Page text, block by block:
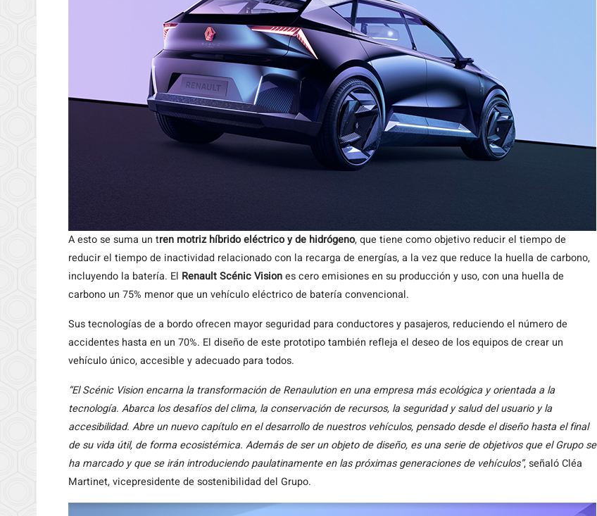
A esto se suma un tren motriz híbrido eléctrico y de hidrógeno, que tiene como objetivo reducir el tiempo de
reducir el tiempo de inactividad relacionado con la recarga de energías, a la vez que reduce la huella de carbono,
incluyendo la batería. El Renault Scénic Visiones cero emisiones en su producción y uso, con una huella de
carbono un 75% menor que un vehículo eléctrico de batería convencional.
Sus tecnologías de a bordo ofrecen mayor seguridad para conductores y pasajeros, reduciendo el número de
accidentes hasta en un 70%. El diseño de este prototipo también refleja el deseo de los equipos de crear un
vehículo único, accesible y adecuado para todos.
“El Scénic Vision encarna la transformación de Renaulution en una empresa más ecológica y orientada a la
tecnología. Abarca los desafíos del clima, la conservación de recursos, la seguridad y salud del usuario y la
accesibilidad. Abre un nuevo capítulo en el desarrollo de nuestros vehículos, pensado desde el diseño hasta el final
de su vida útil, de forma ecosistémica. Además de ser un objeto de diseño, es una serie de objetivos que el Grupo se
ha marcado y que se irán introduciendo paulatinamente en las próximas generaciones de vehículos”, señaló Cléa
Martinet, vicepresidente de sostenibilidad del Grupo.